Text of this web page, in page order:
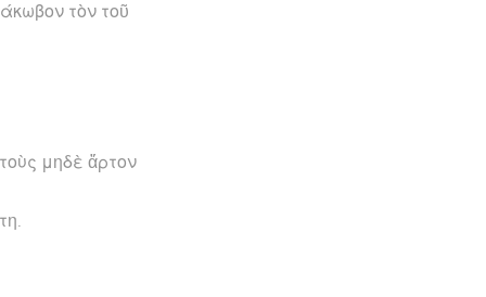
τὸν τοῦ
μηδὲ ἄρτον